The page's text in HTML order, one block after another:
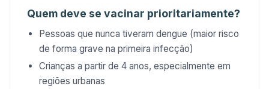
Quem deve se vacinar prioritariamente?
Pessoas que nunca tiveram dengue (maior risco
de forma grave na primeira infecção)
Crianças a partir de 4 anos, especialmente em
regiões urbanas